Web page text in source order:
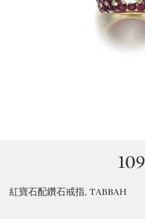
109
紅寶石配鑽石戒指, TABBAH